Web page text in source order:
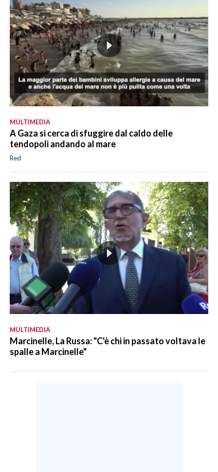
MULTIMEDIA
A Gaza si cerca di sfuggire dal caldo delle
tendopoli andando al mare
Red
MULTIMEDIA
Marcinelle, La Russa: "C'è chi in passato voltava le
spalle a Marcinelle"